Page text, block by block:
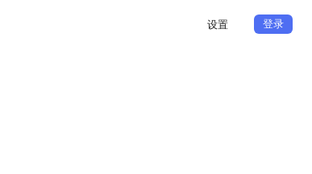
设置 登录